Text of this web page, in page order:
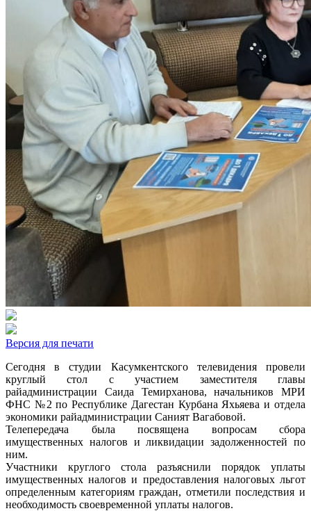
Версия для печати
Сегодня в студии Касумкентского телевидения провели
круглый стол с участием заместителя главы
райадминистрации Саида Темирханова, начальников МРИ
ФНС №2 по Республике Дагестан Курбана Яхьяева и отдела
экономики райадминистрации Саният Вагабовой.
Телепередача была посвящена вопросам сбора
имущественных налогов и ликвидации задолженностей по
ним.
Участники круглого стола разъяснили порядок уплаты
имущественных налогов и предоставления налоговых льгот
определенным категориям граждан, отметили последствия и
необходимость своевременной уплаты налогов.